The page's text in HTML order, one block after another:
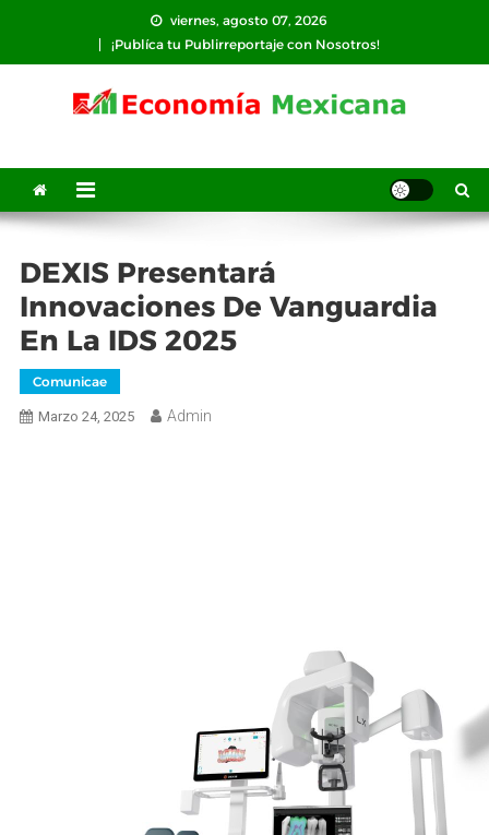
contenido
viernes, agosto 07, 2026
¡Publíca tu Publirreportaje con Nosotros!
DEXIS Presentará
Innovaciones De Vanguardia
En La IDS 2025
Comunicae
Marzo 24, 2025 Admin